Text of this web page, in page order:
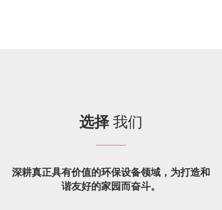
选择我们
深耕真正具有价值的环保设备领域，为打造和
谐友好的家园而奋斗。